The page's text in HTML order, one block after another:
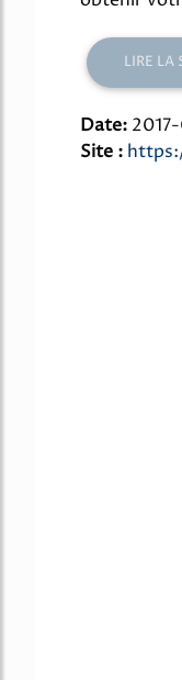
LIRE LA
Date:
Site :